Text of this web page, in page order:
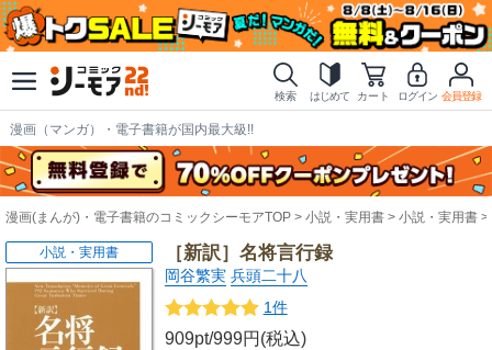
検索 はじめて カート ログイン 会員登録
漫画（マンガ）・電子書籍が国内最大級!!
漫画(まんが)・電子書籍のコミックシーモアTOP 小説・実用書 小説・実用書
［新訳］名将言行録
岡谷繁実 兵頭二十八
1件
909pt/999円(税込)
小説・実用書